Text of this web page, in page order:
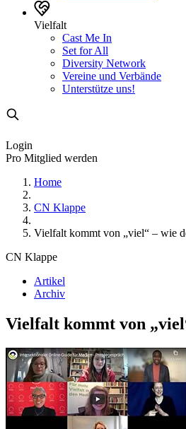
Vielfalt
Cast Me In
Set for All
Diversity Network
Vereine und Verbände
Unterstütze uns!
Login
Pro Mitglied werden
Home
CN Klappe
Vielfalt kommt von „viel“ – wie
CN Klappe
Artikel
Archiv
Vielfalt kommt von